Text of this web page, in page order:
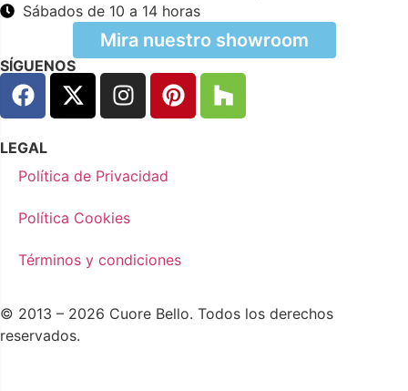
Sábados de 10 a 14 horas
Mira nuestro showroom
SÍGUENOS
LEGAL
Política de Privacidad
Política Cookies
Términos y condiciones
© 2013 – 2026 Cuore Bello. Todos los derechos
reservados.